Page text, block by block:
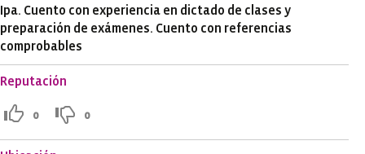
Ipa. Cuento con experiencia en dictado de clases y
preparación de exámenes. Cuento con referencias
comprobables
Reputación
0 0